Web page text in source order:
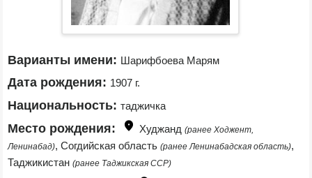
Варианты имени: Шарифбоева Марям
Дата рождения: 1907 г.
Национальность: таджичка
Место рождения: Худжанд (ранее Ходжент,
Ленинабад), Согдийская область (ранее Ленинабадская область),
Таджикистан (ранее Таджикская ССР)